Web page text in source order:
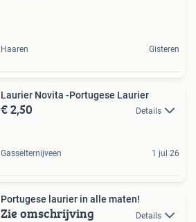
Haaren Gisteren
Laurier Novita -Portugese Laurier
€ 2,50 Details
Gasselternijveen 1 jul 26
Portugese laurier in alle maten!
Zie omschrijving Details